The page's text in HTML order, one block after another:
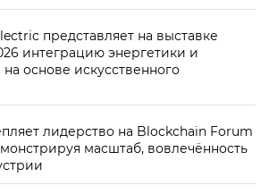
представляет на выставке
интеграцию энергетики и
основе искусственного
лидерство на Blockchain Forum
масштаб, вовлечённость